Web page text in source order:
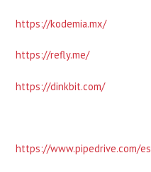
https://kodemia.mx/
https://refly.me/
https://dinkbit.com/
https://www.pipedrive.com/es